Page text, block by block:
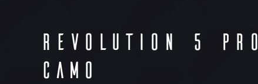
REVOLUTION 5 PRO
CAMO